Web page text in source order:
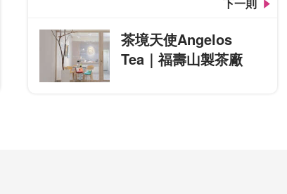
下一則
茶境天使Angelos
Tea｜福壽山製茶廠